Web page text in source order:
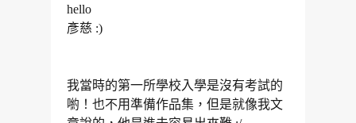
hello
彥慈 :)
我當時的第一所學校入學是沒有考試的
喲！也不用準備作品集，但是就像我文